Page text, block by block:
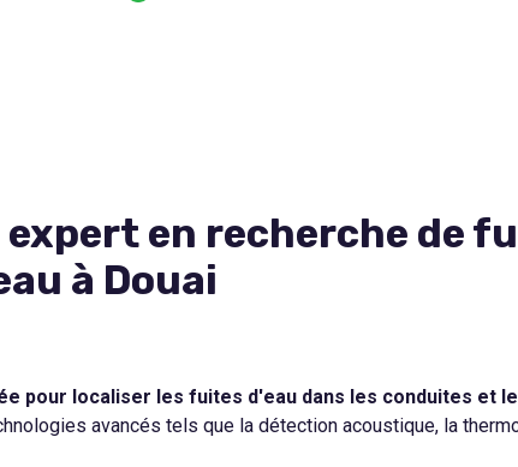
en recherche de
à Douai
pour localiser les fuites d'eau dans les conduites et
avancés tels que la détection acoustique, la